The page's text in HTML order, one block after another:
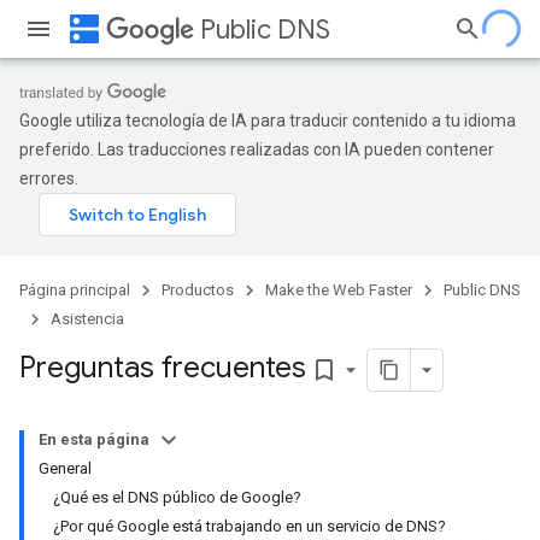
dns Public DNS
Google utiliza tecnología de IA para traducir contenido a tu idioma
preferido. Las traducciones realizadas con IA pueden contener
errores.
Página principal Productos Make the Web Faster
Public DNS
Asistencia
Preguntas frecuentes bookmark_border
En esta página
General
¿Qué es el DNS público de Google?
¿Por qué Google está trabajando en un servicio de DNS?